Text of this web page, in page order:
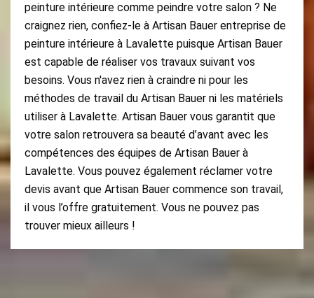
peinture intérieure comme peindre votre salon ? Ne
craignez rien, confiez-le à Artisan Bauer entreprise de
peinture intérieure à Lavalette puisque Artisan Bauer
est capable de réaliser vos travaux suivant vos
besoins. Vous n'avez rien à craindre ni pour les
méthodes de travail du Artisan Bauer ni les matériels
utiliser à Lavalette. Artisan Bauer vous garantit que
votre salon retrouvera sa beauté d’avant avec les
compétences des équipes de Artisan Bauer à
Lavalette. Vous pouvez également réclamer votre
devis avant que Artisan Bauer commence son travail,
il vous l’offre gratuitement. Vous ne pouvez pas
trouver mieux ailleurs !